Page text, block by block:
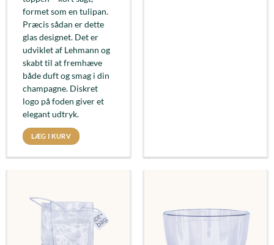
formet som en tulipan.
Præcis sådan er dette
glas designet. Det er
udviklet af Lehmann og
skabt til at fremhæve
både duft og smag i din
champagne. Diskret
logo på foden giver et
elegant udtryk.
LÆG I KURV